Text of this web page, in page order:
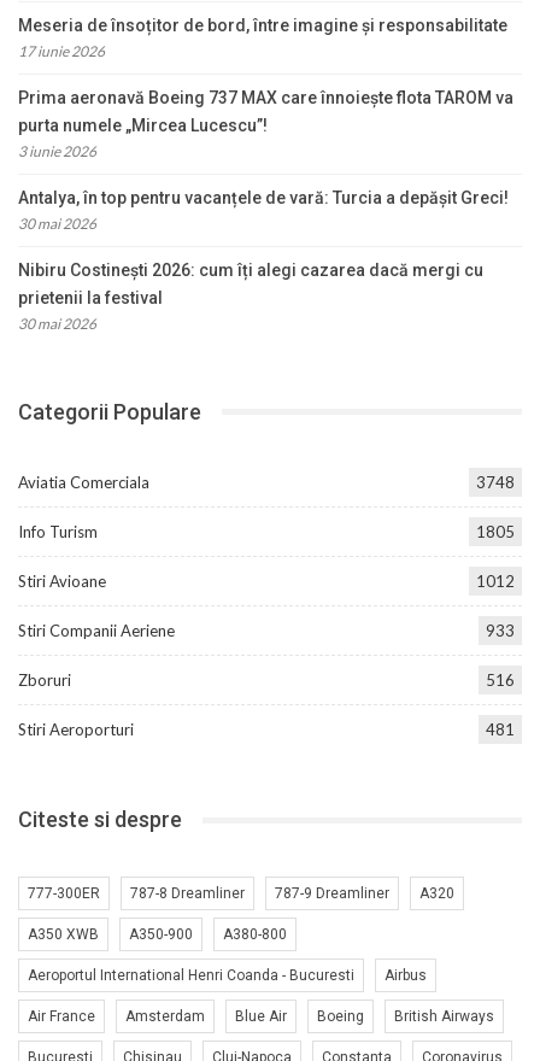
Meseria de însoțitor de bord, între imagine și responsabilitate
17 iunie 2026
Prima aeronavă Boeing 737 MAX care înnoiește flota TAROM va
purta numele „Mircea Lucescu”!
3 iunie 2026
Antalya, în top pentru vacanțele de vară: Turcia a depășit Greci!
30 mai 2026
Nibiru Costinești 2026: cum îți alegi cazarea dacă mergi cu
prietenii la festival
30 mai 2026
Categorii Populare
Aviatia Comerciala 3748
Info Turism 1805
Stiri Avioane 1012
Stiri Companii Aeriene 933
Zboruri 516
Stiri Aeroporturi 481
Citeste si despre
777-300ER 787-8 Dreamliner 787-9 Dreamliner A320
A350 XWB A350-900 A380-800
Aeroportul International Henri Coanda - Bucuresti Airbus
Air France Amsterdam Blue Air Boeing British Airways
Bucuresti Chisinau Cluj-Napoca Constanta Coronavirus